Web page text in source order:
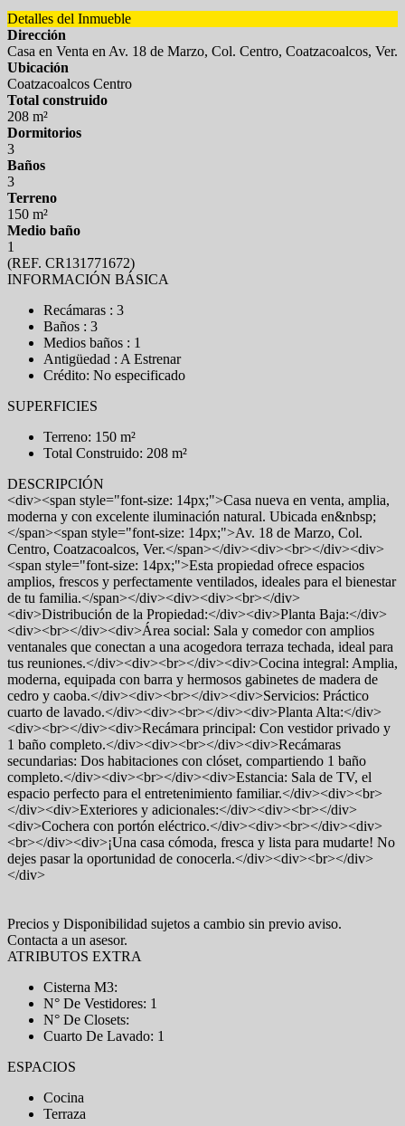
Detalles del Inmueble
Dirección
Casa en Venta en Av. 18 de Marzo, Col. Centro, Coatzacoalcos, Ver.
Ubicación
Coatzacoalcos Centro
Total construido
208 m²
Dormitorios
3
Baños
3
Terreno
150 m²
Medio baño
1
(REF. CR131771672)
INFORMACIÓN BÁSICA
Recámaras : 3
Baños : 3
Medios baños : 1
Antigüedad : A Estrenar
Crédito: No especificado
SUPERFICIES
Terreno: 150 m²
Total Construido: 208 m²
DESCRIPCIÓN
<div><span style="font-size: 14px;">Casa nueva en venta, amplia,
moderna y con excelente iluminación natural. Ubicada en&nbsp;
</span><span style="font-size: 14px;">Av. 18 de Marzo, Col.
Centro, Coatzacoalcos, Ver.</span></div><div><br></div><div>
<span style="font-size: 14px;">Esta propiedad ofrece espacios
amplios, frescos y perfectamente ventilados, ideales para el bienestar
de tu familia.</span></div><div><div><br></div>
<div>Distribución de la Propiedad:</div><div>Planta Baja:</div>
<div><br></div><div>Área social: Sala y comedor con amplios
ventanales que conectan a una acogedora terraza techada, ideal para
tus reuniones.</div><div><br></div><div>Cocina integral: Amplia,
moderna, equipada con barra y hermosos gabinetes de madera de
cedro y caoba.</div><div><br></div><div>Servicios: Práctico
cuarto de lavado.</div><div><br></div><div>Planta Alta:</div>
<div><br></div><div>Recámara principal: Con vestidor privado y
1 baño completo.</div><div><br></div><div>Recámaras
secundarias: Dos habitaciones con clóset, compartiendo 1 baño
completo.</div><div><br></div><div>Estancia: Sala de TV, el
espacio perfecto para el entretenimiento familiar.</div><div><br>
</div><div>Exteriores y adicionales:</div><div><br></div>
<div>Cochera con portón eléctrico.</div><div><br></div><div>
<br></div><div>¡Una casa cómoda, fresca y lista para mudarte! No
dejes pasar la oportunidad de conocerla.</div><div><br></div>
</div>
Precios y Disponibilidad sujetos a cambio sin previo aviso.
Contacta a un asesor.
ATRIBUTOS EXTRA
Cisterna M3:
N° De Vestidores: 1
N° De Closets:
Cuarto De Lavado: 1
ESPACIOS
Cocina
Terraza